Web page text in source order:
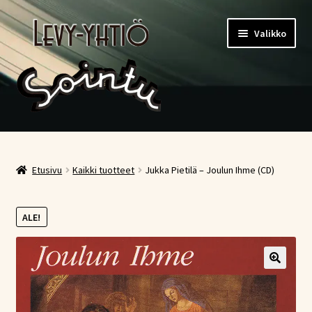
Siirry
navigointiin
Siirry
sisältöön
Valikko
Etusivu
Kauppa
Ostoskori
Kassa
Oma tili
Etusivu Kaikki tuotteet Jukka Pietilä – Joulun Ihme (CD)
ALE!